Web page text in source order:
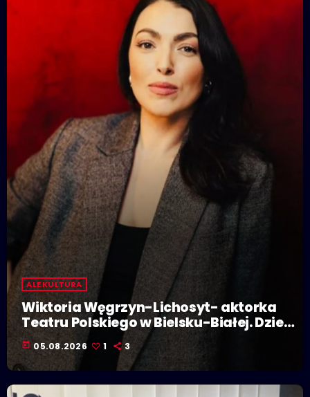
ALE KULTURA
Wiktoria Węgrzyn-Lichosyt- aktorka
Teatru Polskiego w Bielsku-Białej. Dzieje
się w Polskiej Stolicy Kultury!
today 05.08.2026 1 3